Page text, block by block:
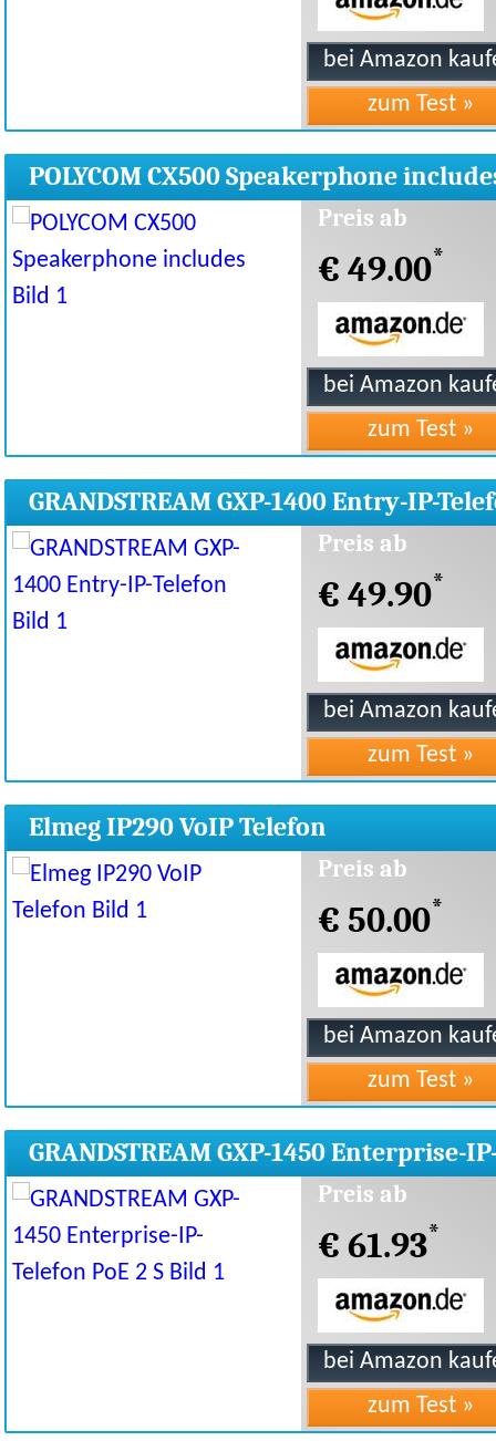
POLYCOM CX500 Speakerphone
Preis ab
€ 49.00*
GRANDSTREAM GXP-1400 Entry-IP-
Preis ab
€ 49.90*
Elmeg IP290 VoIP Telefon
Preis ab
€ 50.00*
GRANDSTREAM GXP-1450 Enterprise-
Telefon PoE 2 S
Preis ab
€ 61.93*